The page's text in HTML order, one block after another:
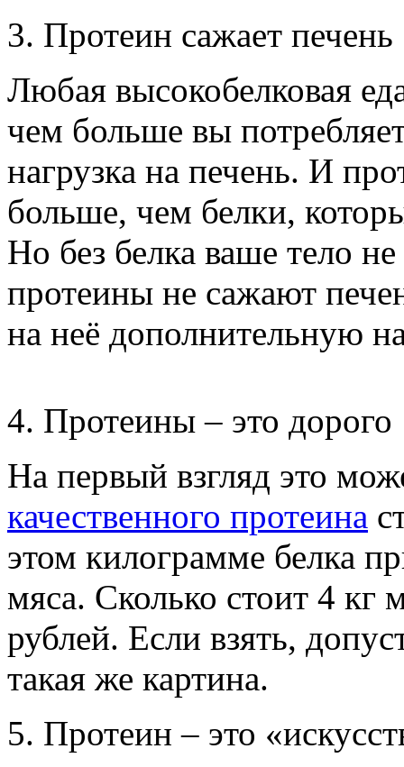
3. Протеин сажает печень
Любая высокобелковая
чем больше вы
нагрузка на печень. И
больше, чем белки,
Но без белка ваше тело
протеины не сажают
на неё дополнительную
4. Протеины – это дорого
На первый взгляд это
качественного протеина
этом килограмме белка
мяса. Сколько стоит 4 кг
рублей. Если взять,
такая же картина.
5. Протеин – это